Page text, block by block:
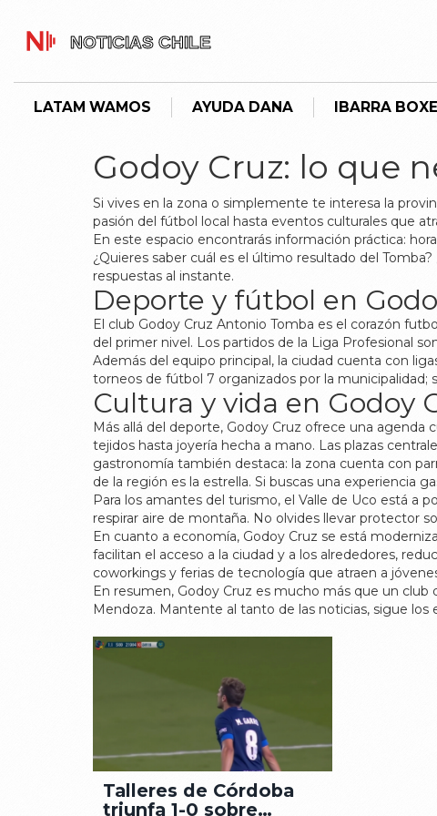
LATAM WAMOS AYUDA DANA IBARRA
Godoy Cruz: lo que
Si vives en la zona o simplemente te interesa la
pasión del fútbol local hasta eventos culturales que
En este espacio encontrarás información práctica:
¿Quieres saber cuál es el último resultado del
respuestas al instante.
Deporte y fútbol en
El club Godoy Cruz Antonio Tomba es el corazón
del primer nivel. Los partidos de la Liga Profesional
Además del equipo principal, la ciudad cuenta con
torneos de fútbol 7 organizados por la
Cultura y vida en Godoy
Más allá del deporte, Godoy Cruz ofrece una agenda
tejidos hasta joyería hecha a mano. Las plazas
gastronomía también destaca: la zona cuenta con
de la región es la estrella. Si buscas una experiencia
Para los amantes del turismo, el Valle de Uco está a
respirar aire de montaña. No olvides llevar protector
En cuanto a economía, Godoy Cruz se está
facilitan el acceso a la ciudad y a los alrededores,
coworkings y ferias de tecnología que atraen a
En resumen, Godoy Cruz es mucho más que un
Mendoza. Mantente al tanto de las noticias, sigue
Talleres de Córdoba
triunfa 1-0 sobre